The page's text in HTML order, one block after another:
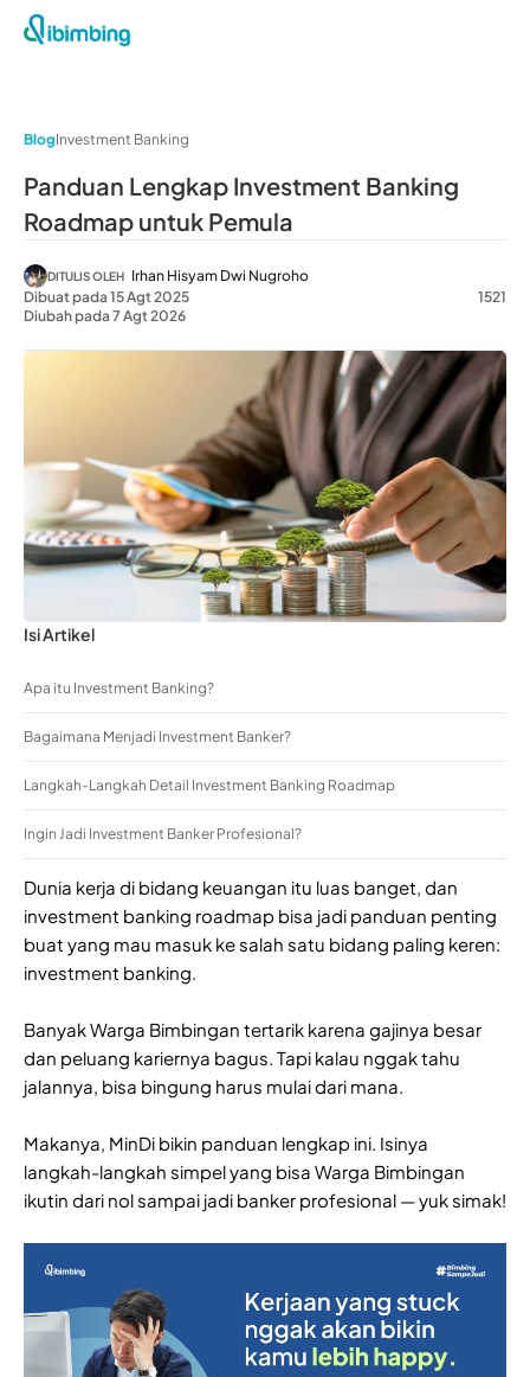
BlogInvestment Banking
Panduan Lengkap Investment Banking
Roadmap untuk Pemula
DITULIS OLEH Irhan Hisyam Dwi Nugroho
Dibuat pada 15 Agt 2025
Diubah pada 7 Agt 2026
1521
Isi Artikel
Apa itu Investment Banking?
Bagaimana Menjadi Investment Banker?
Langkah-Langkah Detail Investment Banking Roadmap
Ingin Jadi Investment Banker Profesional?
Dunia kerja di bidang keuangan itu luas banget, dan
investment banking roadmap bisa jadi panduan penting
buat yang mau masuk ke salah satu bidang paling keren:
investment banking.
Banyak Warga Bimbingan tertarik karena gajinya besar
dan peluang kariernya bagus. Tapi kalau nggak tahu
jalannya, bisa bingung harus mulai dari mana.
Makanya, MinDi bikin panduan lengkap ini. Isinya
langkah-langkah simpel yang bisa Warga Bimbingan
ikutin dari nol sampai jadi banker profesional — yuk simak!